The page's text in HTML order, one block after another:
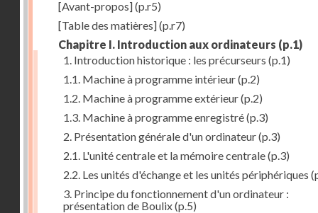
[Avant-propos](p.r5)
[Table des matières](p.r7)
Chapitre I. Introduction aux ordinateurs (p.1)
1. Introduction historique : les précurseurs (p.1)
1.1. Machine à programme intérieur(p.2)
1.2. Machine à programme extérieur(p.2)
1.3. Machine à programme enregistré(p.3)
2. Présentation générale d'un ordinateur(p.3)
2.1. L'unité centrale et la mémoire centrale(p.3)
2.2. Les unités d'échange et les unités périphériques
3. Principe du fonctionnement d'un ordinateur :
présentation de Boulix(p.5)